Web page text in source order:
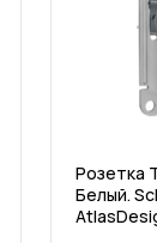
Розетка
Белый.